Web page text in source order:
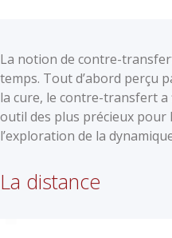
La notion de contre-
temps. Tout d’abord perçu
la cure, le contre-transfert a
outil des plus précieux pour
l’exploration de la
La distance